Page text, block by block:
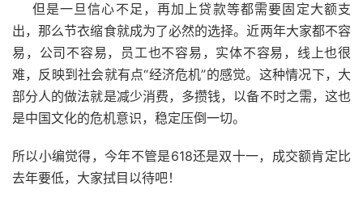
但是一旦信心不足，再加上贷款等都需要固定大额支
出，那么节衣缩食就成为了必然的选择。近两年大家都不容
易，公司不容易，员工也不容易，实体不容易，线上也很
难，反映到社会就有点“经济危机”的感觉。这种情况下，大
部分人的做法就是减少消费，多攒钱，以备不时之需，这也
是中国文化的危机意识，稳定压倒一切。
所以小编觉得，今年不管是618还是双十一，成交额肯定比
去年要低，大家拭目以待吧！